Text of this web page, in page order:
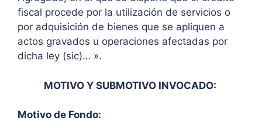
fiscal procede por la utilización de servicios o
por adquisición de bienes que se apliquen a
actos gravados u operaciones afectadas por
dicha ley (sic)… ».
MOTIVO Y SUBMOTIVO INVOCADO:
Motivo de Fondo: